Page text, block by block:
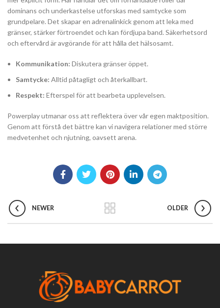
dominans och underkastelse utforskas med samtycke som
grundpelare. Det skapar en adrenalinkick genom att leka med
gränser, stärker förtroendet och kan fördjupa band. Säkerhetsord
och eftervård är avgörande för att hålla det hälsosamt.
Kommunikation: Diskutera gränser öppet.
Samtycke: Alltid påtagligt och återkallbart.
Respekt: Efterspel för att bearbeta upplevelsen.
Powerplay utmanar oss att reflektera över vår egen maktposition.
Genom att förstå det bättre kan vi navigera relationer med större
medvetenhet och njutning, oavsett arena.
NEWER OLDER